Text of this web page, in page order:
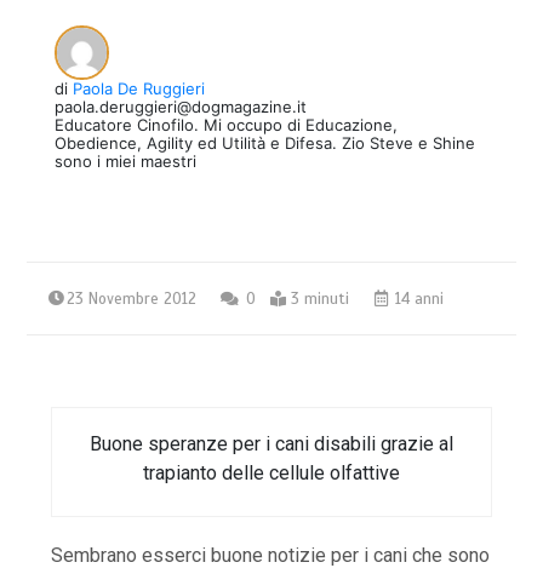
di Paola De Ruggieri
paola.deruggieri@dogmagazine.it
Educatore Cinofilo. Mi occupo di Educazione,
Obedience, Agility ed Utilità e Difesa. Zio Steve e Shine
sono i miei maestri
23 Novembre 2012 0 3 minuti 14 anni
Buone speranze per i cani disabili grazie al
trapianto delle cellule olfattive
Sembrano esserci buone notizie per i cani che sono